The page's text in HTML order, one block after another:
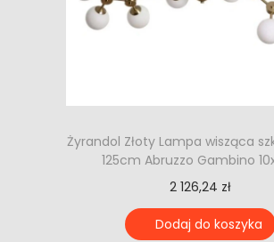
Żyrandol Złoty Lampa wisząca
125cm Abruzzo Gambino
2 126,24 zł
Dodaj do koszyka